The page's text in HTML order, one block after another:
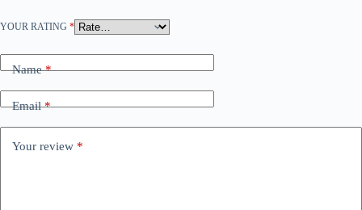
YOUR RATING *
Name*
Email*
Your review *